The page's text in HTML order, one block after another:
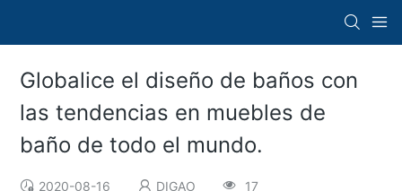
Globalice el diseño de baños con
las tendencias en muebles de
baño de todo el mundo.
2020-08-16 DIGAO 17